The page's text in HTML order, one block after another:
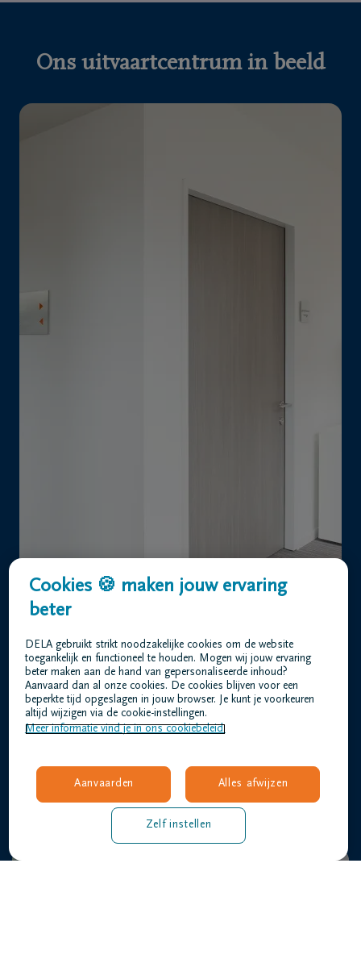
Ons uitvaartcentrum in beeld
Vorige
Het team Remans - Lantmeeters DELA staat
Het is onze missie een persoonlijke uitvaart te creëren en
families maximaal te ontzorgen.
Cookies 🍪 maken jouw ervaring
beter
DELA gebruikt strikt noodzakelijke cookies om de website
toegankelijk en functioneel te houden. Mogen wij jouw ervaring
beter maken aan de hand van gepersonaliseerde inhoud?
Aanvaard dan al onze cookies. De cookies blijven voor een
beperkte tijd opgeslagen in jouw browser. Je kunt je voorkeuren
altijd wijzigen via de cookie-instellingen.
Meer informatie vind je in ons cookiebeleid.
Aanvaarden Alles afwijzen
Zelf instellen